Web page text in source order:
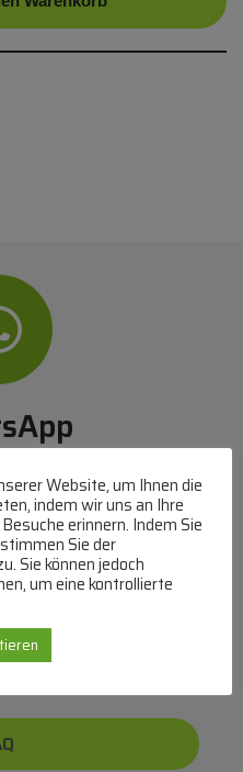
+43 1 267 67 60)
per:
Website, um Ihnen die
indem wir uns an Ihre
erinnern. Indem Sie
Sie der
Sie können jedoch
um eine kontrollierte